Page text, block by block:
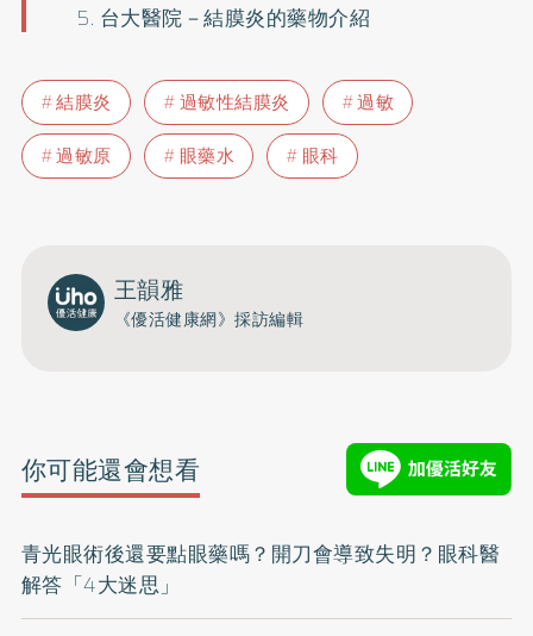
台大醫院－結膜炎的藥物介紹
結膜炎 過敏性結膜炎
過敏
過敏原
眼藥水 眼科
王韻雅
《優活健康網》採訪編輯
你可能還會想看
青光眼術後還要點眼藥嗎？開刀會導致失明？眼科醫
解答「4大迷思」